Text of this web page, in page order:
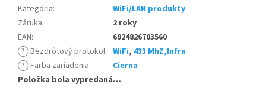
Kategória:
WiFi/LAN produkty
Záruka:
2 roky
EAN:
6924826703560
? Bezdrôtový protokol: WiFi, 433 MhZ,Infra
? Farba zariadenia:
Cierna
Položka bola vypredaná…